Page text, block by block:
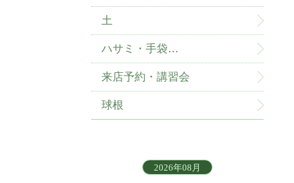
土
ハサミ・手袋…
来店予約・講習会
球根
2026年08月